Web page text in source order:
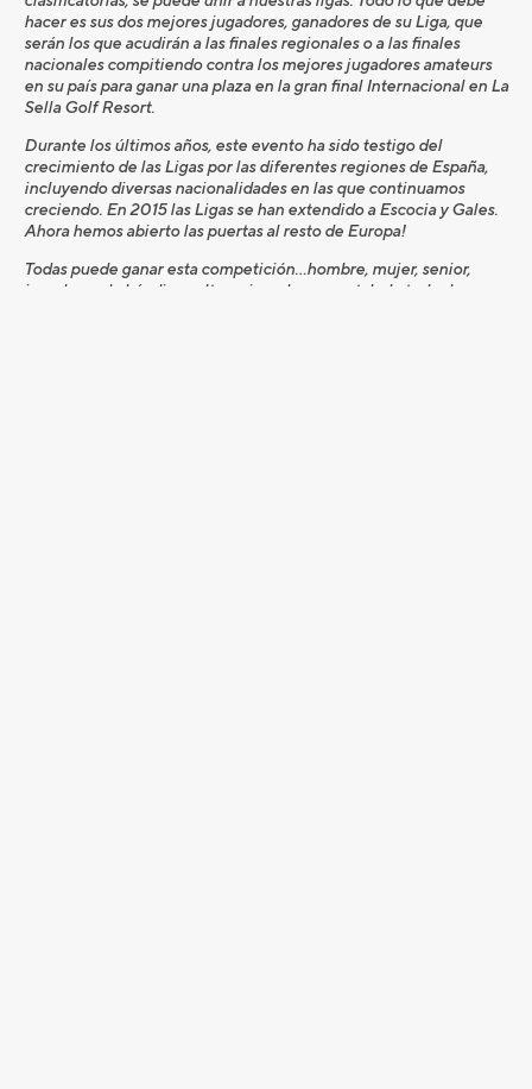
hacer es sus dos mejores jugadores, ganadores de su Liga, que
serán los que acudirán a las finales regionales o a las finales
nacionales compitiendo contra los mejores jugadores amateurs
en su país para ganar una plaza en la gran final Internacional en La
Sella Golf Resort.
Durante los últimos años, este evento ha sido testigo del
crecimiento de las Ligas por las diferentes regiones de España,
incluyendo diversas nacionalidades en las que continuamos
creciendo. En 2015 las Ligas se han extendido a Escocia y Gales.
Ahora hemos abierto las puertas al resto de Europa!
Todas puede ganar esta competición…hombre, mujer, senior,
jugadores de hándicap altos o jugadores scratch de todas las